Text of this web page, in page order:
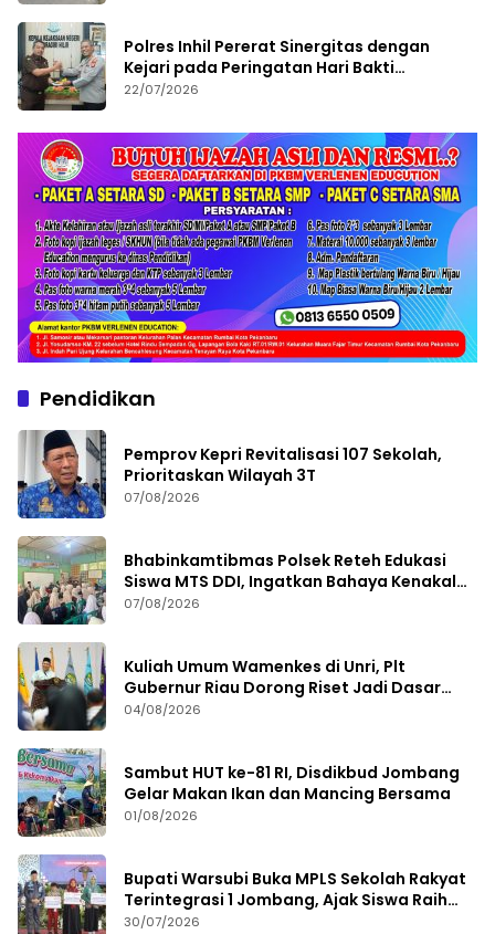
Polres Inhil Pererat Sinergitas dengan
Kejari pada Peringatan Hari Bakti
Adhyaksa ke-66
22/07/2026
Pendidikan
Pemprov Kepri Revitalisasi 107 Sekolah,
Prioritaskan Wilayah 3T
07/08/2026
Bhabinkamtibmas Polsek Reteh Edukasi
Siswa MTS DDI, Ingatkan Bahaya Kenakalan
Remaja
07/08/2026
Kuliah Umum Wamenkes di Unri, Plt
Gubernur Riau Dorong Riset Jadi Dasar
Kebijakan Kesehatan
04/08/2026
Sambut HUT ke-81 RI, Disdikbud Jombang
Gelar Makan Ikan dan Mancing Bersama
01/08/2026
Bupati Warsubi Buka MPLS Sekolah Rakyat
Terintegrasi 1 Jombang, Ajak Siswa Raih
Prestasi
30/07/2026